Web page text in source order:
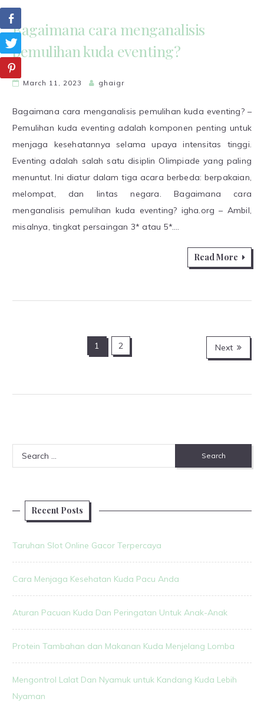
Bagaimana cara menganalisis
pemulihan kuda eventing?
March 11, 2023 ghaigr
Bagaimana cara menganalisis pemulihan kuda eventing? –
Pemulihan kuda eventing adalah komponen penting untuk
menjaga kesehatannya selama upaya intensitas tinggi.
Eventing adalah salah satu disiplin Olimpiade yang paling
menuntut. Ini diatur dalam tiga acara berbeda: berpakaian,
melompat, dan lintas negara. Bagaimana cara
menganalisis pemulihan kuda eventing? igha.org – Ambil,
misalnya, tingkat persaingan 3* atau 5*.…
Read More
1 2 Next
for:
Recent Posts
Taruhan Slot Online Gacor Terpercaya
Cara Menjaga Kesehatan Kuda Pacu Anda
Aturan Pacuan Kuda Dan Peringatan Untuk Anak-Anak
Protein Tambahan dan Makanan Kuda Menjelang Lomba
Mengontrol Lalat Dan Nyamuk untuk Kandang Kuda Lebih
Nyaman